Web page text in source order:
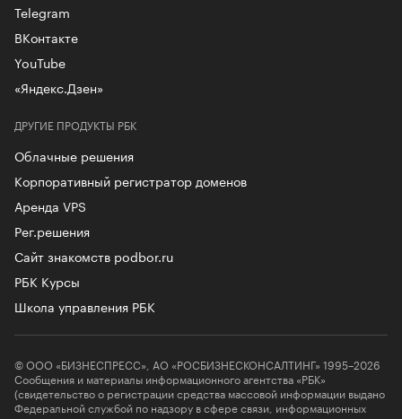
ДРУГИЕ ПРОДУКТЫ РБК
Облачные решения
Корпоративный регистратор доменов
Аренда VPS
Рег.решения
Сайт знакомств podbor.ru
РБК Курсы
Школа управления РБК
Telegram
ВКонтакте
YouTube
«Яндекс.Дзен»
© ООО «БИЗНЕСПРЕСС», АО «РОСБИЗНЕСКОНСАЛТИНГ» 1995–2026
Сообщения и материалы информационного агентства «РБК»
(свидетельство о регистрации средства массовой информации выдано
Федеральной службой по надзору в сфере связи, информационных